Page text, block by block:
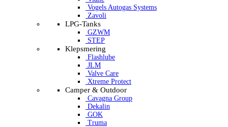
Vogels Autogas Systems
Zavoli
LPG-Tanks
GZWM
STEP
Klepsmering
Flashlube
JLM
Valve Care
Xtreme Protect
Camper & Outdoor
Cavagna Group
Dekalin
GOK
Truma